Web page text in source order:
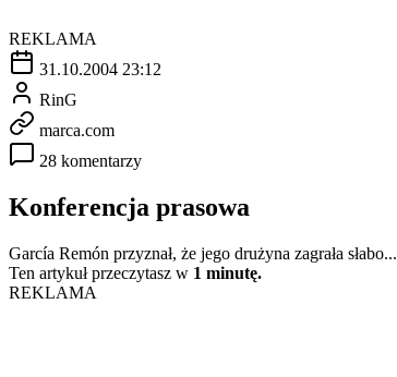
REKLAMA
31.10.2004 23:12
RinG
marca.com
28 komentarzy
Konferencja prasowa
García Remón przyznał, że jego drużyna zagrała słabo...
Ten artykuł przeczytasz w 1 minutę.
REKLAMA